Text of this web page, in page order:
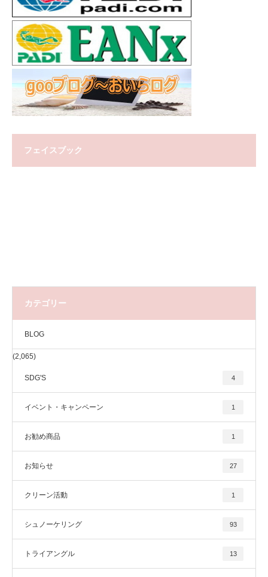
フェイスブック
カテゴリー
BLOG
(2,065)
SDG'S 4
イベント・キャンペーン 1
お勧め商品 1
お知らせ 27
クリーン活動 1
シュノーケリング 93
トライアングル 13